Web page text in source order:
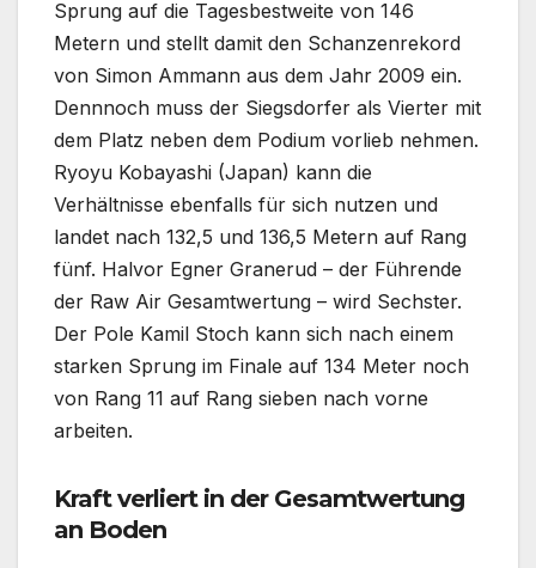
Sprung auf die Tagesbestweite von 146
Metern und stellt damit den Schanzenrekord
von Simon Ammann aus dem Jahr 2009 ein.
Dennnoch muss der Siegsdorfer als Vierter mit
dem Platz neben dem Podium vorlieb nehmen.
Ryoyu Kobayashi (Japan) kann die
Verhältnisse ebenfalls für sich nutzen und
landet nach 132,5 und 136,5 Metern auf Rang
fünf. Halvor Egner Granerud – der Führende
der Raw Air Gesamtwertung – wird Sechster.
Der Pole Kamil Stoch kann sich nach einem
starken Sprung im Finale auf 134 Meter noch
von Rang 11 auf Rang sieben nach vorne
arbeiten.
Kraft verliert in der Gesamtwertung
an Boden